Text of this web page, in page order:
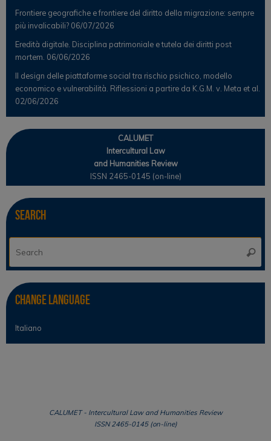
Frontiere geografiche e frontiere del diritto della migrazione: sempre
più invalicabili? 06/07/2026
Eredità digitale. Disciplina patrimoniale e tutela dei diritti post
mortem. 06/06/2026
Il design delle piattaforme social tra rischio psichico, modello
economico e vulnerabilità. Riflessioni a partire da K.G.M. v. Meta et al.
02/06/2026
CALUMET
Intercultural Law
and Humanities Review
ISSN 2465-0145 (on-line)
Search
Change Language
Italiano
CALUMET - Intercultural Law and Humanities Review
ISSN 2465-0145 (on-line)